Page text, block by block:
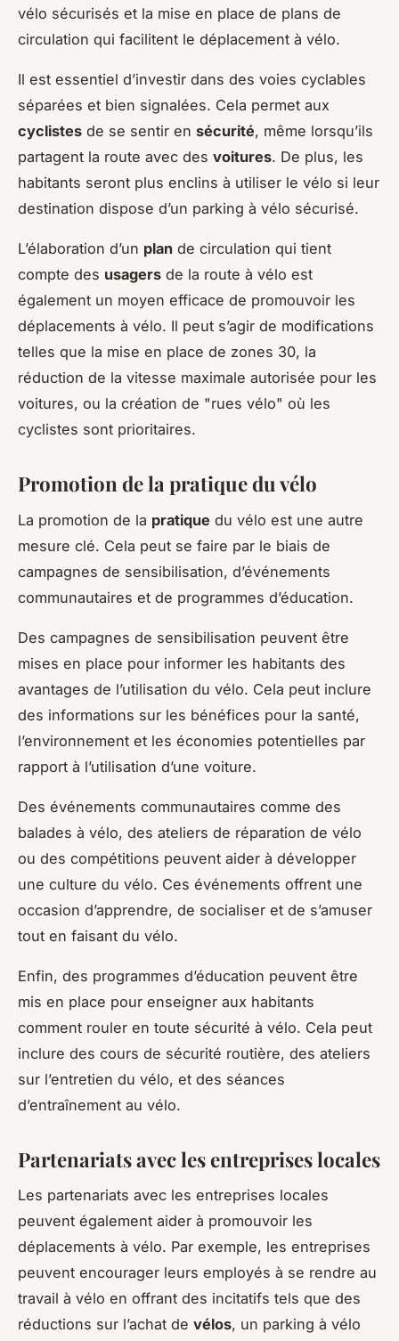
vélo sécurisés et la mise en place de plans de
circulation qui facilitent le déplacement à vélo.
Il est essentiel d’investir dans des voies cyclables
séparées et bien signalées. Cela permet aux
cyclistes de se sentir en sécurité, même lorsqu’ils
partagent la route avec des voitures. De plus, les
habitants seront plus enclins à utiliser le vélo si leur
destination dispose d’un parking à vélo sécurisé.
L’élaboration d’un plan de circulation qui tient
compte des usagers de la route à vélo est
également un moyen efficace de promouvoir les
déplacements à vélo. Il peut s’agir de modifications
telles que la mise en place de zones 30, la
réduction de la vitesse maximale autorisée pour les
voitures, ou la création de "rues vélo" où les
cyclistes sont prioritaires.
Promotion de la pratique du vélo
La promotion de la pratique du vélo est une autre
mesure clé. Cela peut se faire par le biais de
campagnes de sensibilisation, d’événements
communautaires et de programmes d’éducation.
Des campagnes de sensibilisation peuvent être
mises en place pour informer les habitants des
avantages de l’utilisation du vélo. Cela peut inclure
des informations sur les bénéfices pour la santé,
l’environnement et les économies potentielles par
rapport à l’utilisation d’une voiture.
Des événements communautaires comme des
balades à vélo, des ateliers de réparation de vélo
ou des compétitions peuvent aider à développer
une culture du vélo. Ces événements offrent une
occasion d’apprendre, de socialiser et de s’amuser
tout en faisant du vélo.
Enfin, des programmes d’éducation peuvent être
mis en place pour enseigner aux habitants
comment rouler en toute sécurité à vélo. Cela peut
inclure des cours de sécurité routière, des ateliers
sur l’entretien du vélo, et des séances
d’entraînement au vélo.
Partenariats avec les entreprises locales
Les partenariats avec les entreprises locales
peuvent également aider à promouvoir les
déplacements à vélo. Par exemple, les entreprises
peuvent encourager leurs employés à se rendre au
travail à vélo en offrant des incitatifs tels que des
réductions sur l’achat de vélos, un parking à vélo